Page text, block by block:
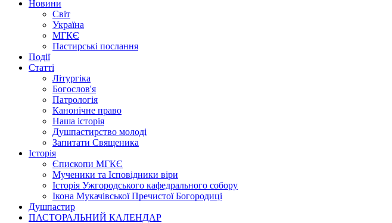
Новини
Світ
Україна
МГКЄ
Пастирські послання
Події
Статті
Літургіка
Богослов'я
Патрологія
Канонічне право
Наша історія
Душпастирство молоді
Запитати Священика
Історія
Єпископи МГКЄ
Мученики та Ісповідники віри
Історія Ужгородського кафедрального собору
Ікона Мукачівської Пречистої Богородиці
Душпастир
ПАСТОРАЛЬНИЙ КАЛЕНДАР